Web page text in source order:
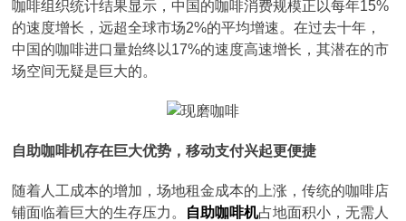
咖啡组织统计结果显示，中国的咖啡消费规模正以每年15%
的速度增长，远超全球市场2%的平均增速。在过去十年，
中国的咖啡进口量始终以17%的速度高速增长，其潜在的市
场空间无疑是巨大的。
自助咖啡机存在巨大优势，移动支付兴起更便捷
随着人工成本的增加，场地租金成本的上涨，传统的咖啡店
铺面临着巨大的生存压力。 自助咖啡机占地面积小，无需人